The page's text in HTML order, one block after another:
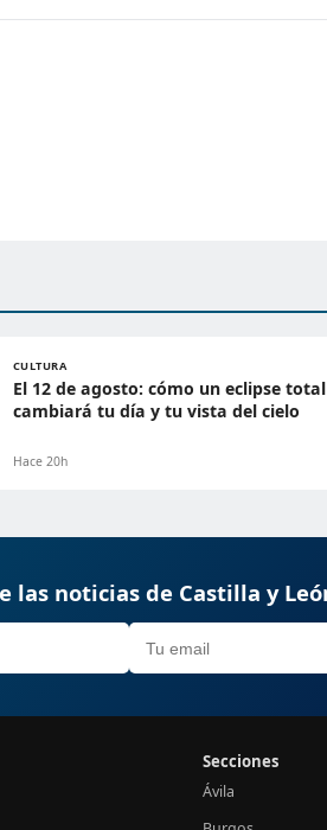
CULTURA
El 12 de agosto: cómo un eclipse total
cambiará tu día y tu vista del cielo
Hace 20h
las noticias de Castilla y
Secciones
Ávila